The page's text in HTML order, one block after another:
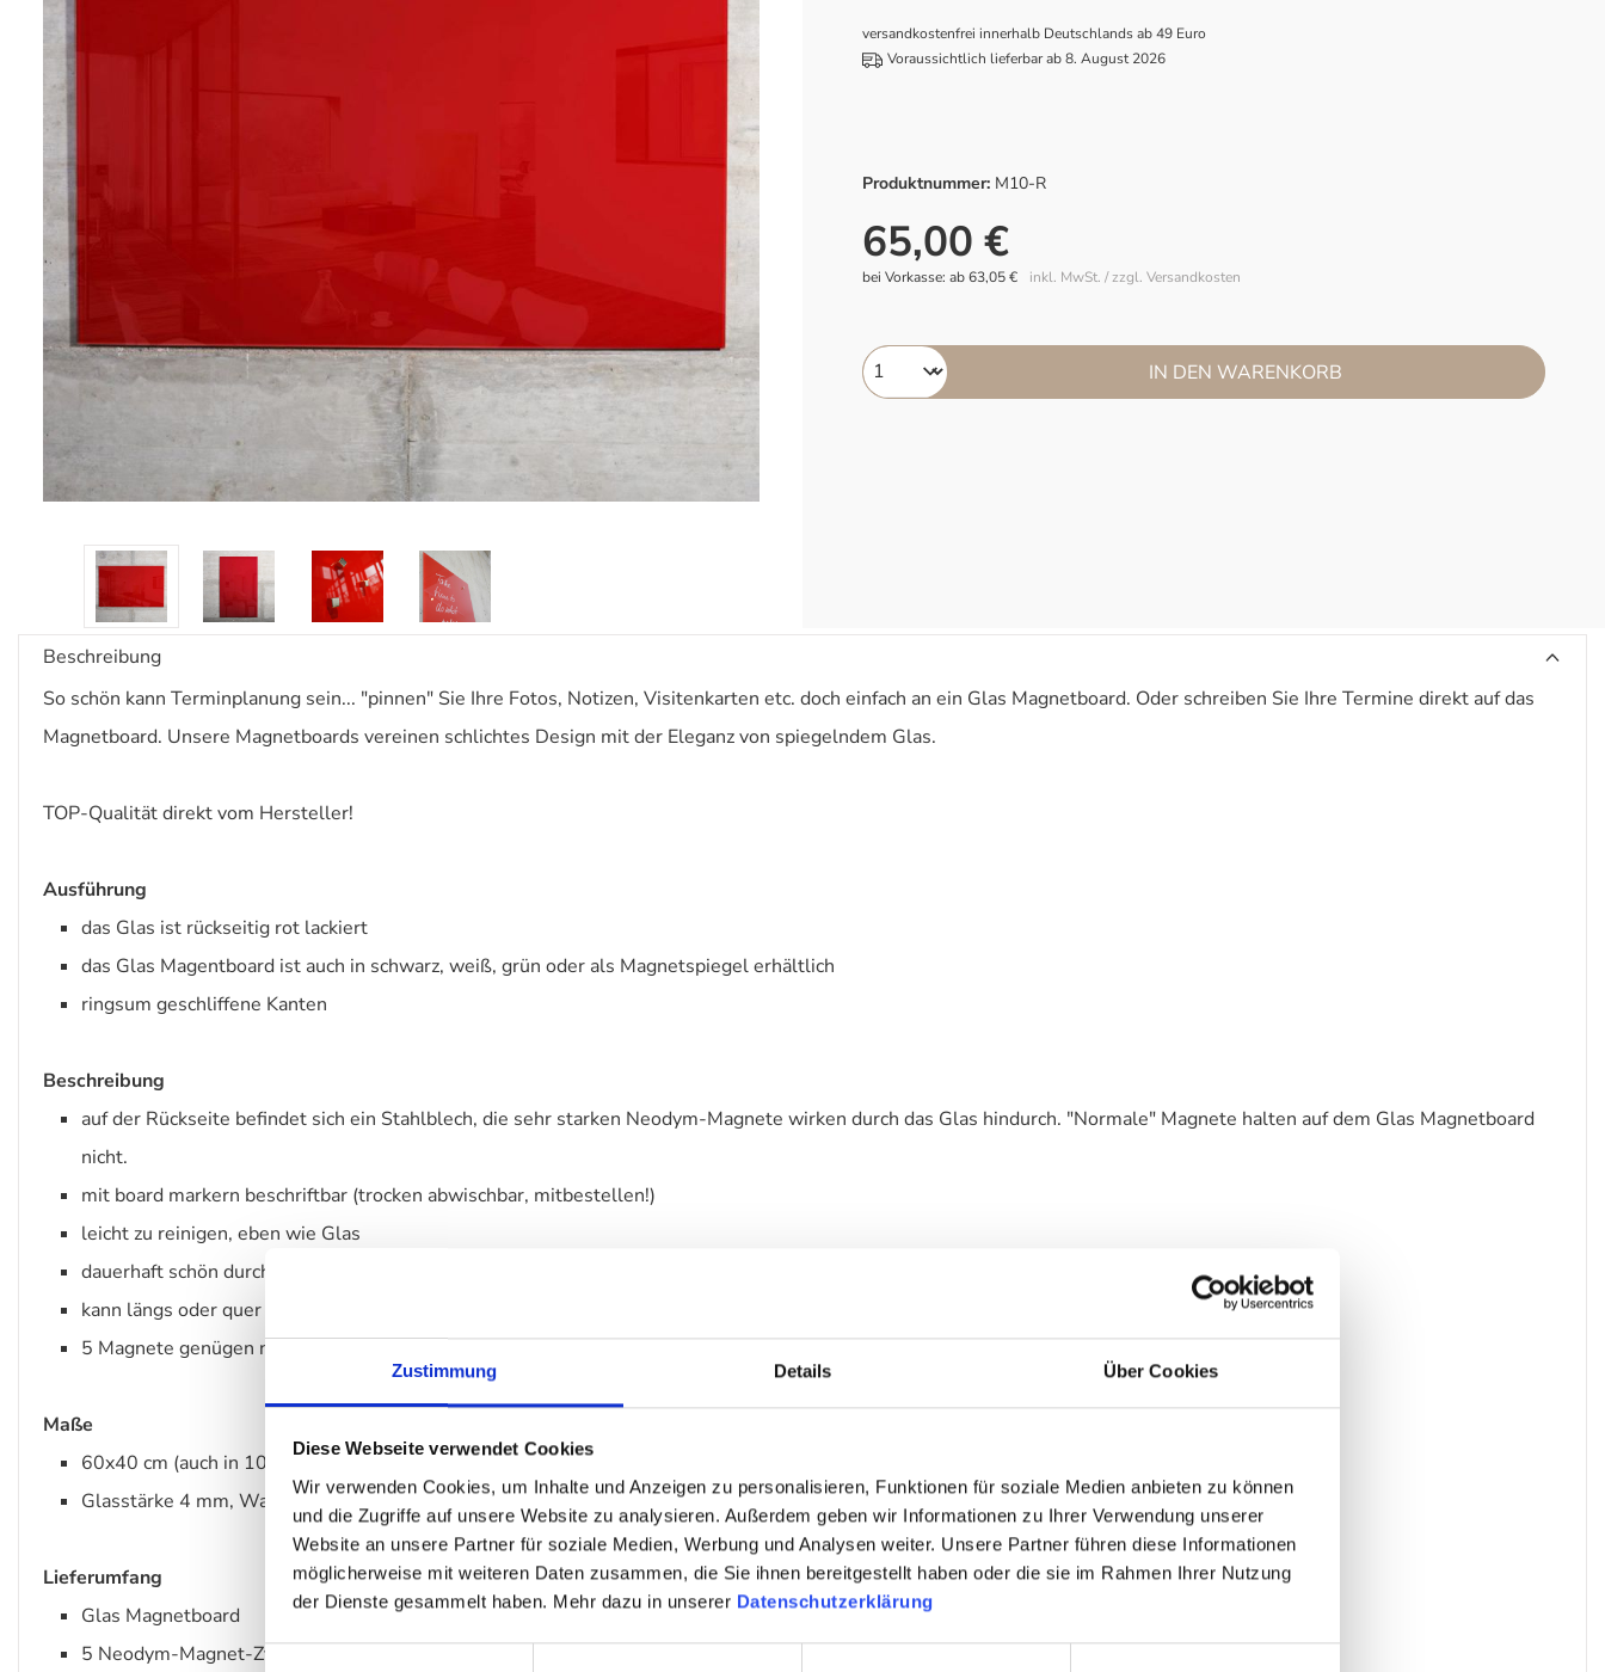
Zustimmung Details Über Cookies
Diese Webseite verwendet Cookies
Wir verwenden Cookies, um Inhalte und Anzeigen zu personalisieren, Funktionen für soziale Medien anbieten zu können
und die Zugriffe auf unsere Website zu analysieren. Außerdem geben wir Informationen zu Ihrer Verwendung unserer
Website an unsere Partner für soziale Medien, Werbung und Analysen weiter. Unsere Partner führen diese Informationen
möglicherweise mit weiteren Daten zusammen, die Sie ihnen bereitgestellt haben oder die sie im Rahmen Ihrer Nutzung
der Dienste gesammelt haben. Mehr dazu in unserer Datenschutzerklärung
Einwilligungsauswahl
versandkostenfrei innerhalb Deutschlands ab 49 Euro
Voraussichtlich lieferbar ab 8. August 2026
Produktnummer: M10-R
65,00 €
inkl. MwSt. / zzgl. Versandkosten
bei Vorkasse: ab 63,05 €
IN DEN WARENKORB
Beschreibung
So schön kann Terminplanung sein... "pinnen" Sie Ihre Fotos, Notizen, Visitenkarten etc. doch einfach an ein Glas Magnetboard. Oder schreiben Sie Ihre Termine direkt auf das
Magnetboard. Unsere Magnetboards vereinen schlichtes Design mit der Eleganz von spiegelndem Glas.
TOP-Qualität direkt vom Hersteller!
Ausführung
das Glas ist rückseitig rot lackiert
das Glas Magentboard ist auch in schwarz, weiß, grün oder als Magnetspiegel erhältlich
ringsum geschliffene Kanten
Beschreibung
auf der Rückseite befindet sich ein Stahlblech, die sehr starken Neodym-Magnete wirken durch das Glas hindurch. "Normale" Magnete halten auf dem Glas Magnetboard
nicht.
mit board markern beschriftbar (trocken abwischbar, mitbestellen!)
leicht zu reinigen, eben wie Glas
dauerhaft schön durch UV-beständige Farben
kann längs oder quer aufgehängt werden
5 Magnete genügen nicht? Einfach gleich weitere mitbestellen!
Maße
60x40 cm (auch in 100x60, 80x80 cm, 80x50, 50x30 cm und 80x12 cm erhältlich)
Glasstärke 4 mm, Wandabstand 7 mm
Lieferumfang
Glas Magnetboard
5 Neodym-Magnet-Zylinder 10x10 mm